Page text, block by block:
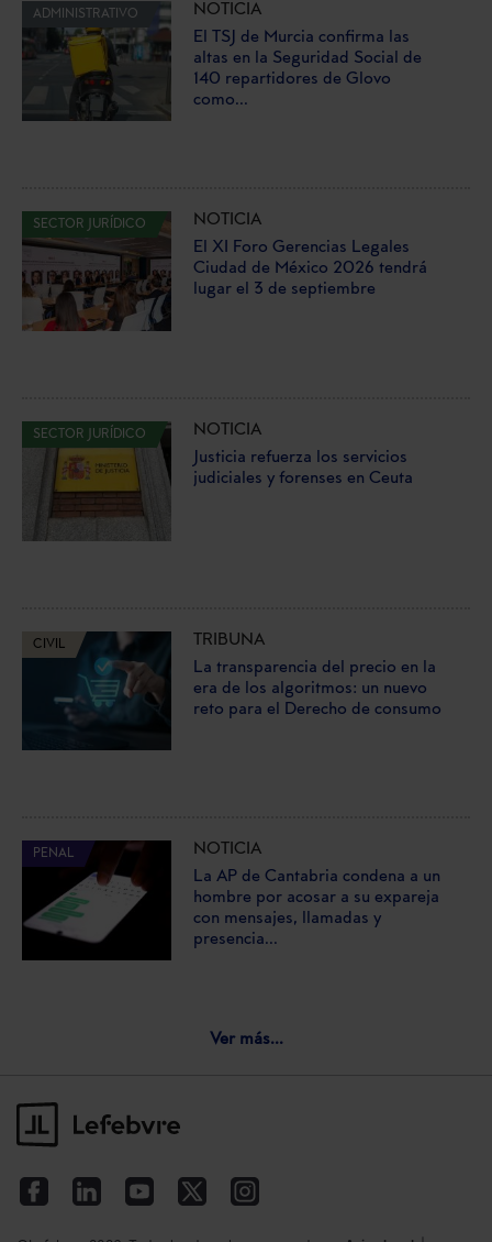
ADMINISTRATIVO
NOTICIA
El TSJ de Murcia confirma las
altas en la Seguridad Social de
140 repartidores de Glovo
como...
SECTOR JURÍDICO
NOTICIA
El XI Foro Gerencias Legales
Ciudad de México 2026 tendrá
lugar el 3 de septiembre
SECTOR JURÍDICO
NOTICIA
Justicia refuerza los servicios
judiciales y forenses en Ceuta
CIVIL
TRIBUNA
La transparencia del precio en la
era de los algoritmos: un nuevo
reto para el Derecho de consumo
PENAL
NOTICIA
La AP de Cantabria condena a un
hombre por acosar a su expareja
con mensajes, llamadas y
presencia...
Ver más...